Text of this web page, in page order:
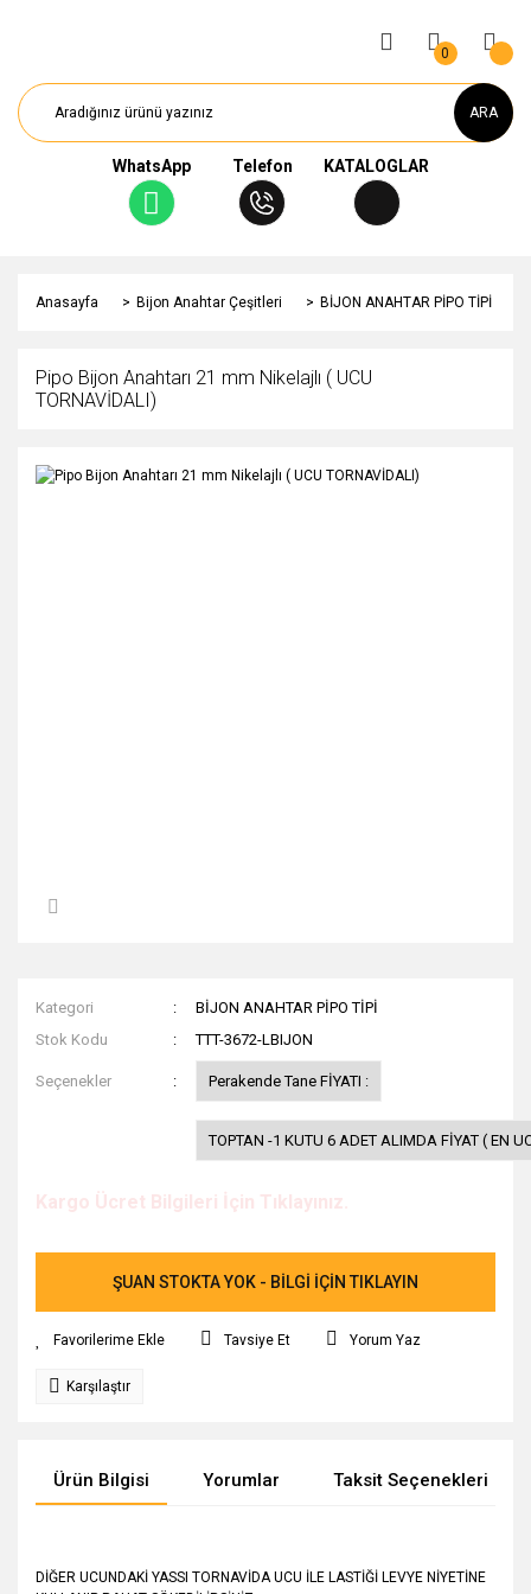
ARA
WhatsApp Telefon KATALOGLAR
0
Anasayfa Bijon Anahtar Çeşitleri BİJON ANAHTAR PİPO TİPİ
Pipo Bijon Anahtarı 21 mm Nikelajlı ( UCU
TORNAVİDALI)
Kategori
BİJON ANAHTAR PİPO TİPİ
Stok Kodu
TTT-3672-LBIJON
Seçenekler Perakende Tane FİYATI :
TOPTAN -1 KUTU 6 ADET ALIMDA FİYAT ( EN
Kargo Ücret Bilgileri İçin Tıklayınız.
ŞUAN STOKTA YOK - BİLGİ İÇİN TIKLAYIN
Tavsiye Et Yorum Yaz
Karşılaştır
Ürün Bilgisi Yorumlar Taksit Seçenekleri
DİĞER UCUNDAKİ YASSI TORNAVİDA UCU İLE LASTİĞİ LEVYE NİYETİNE